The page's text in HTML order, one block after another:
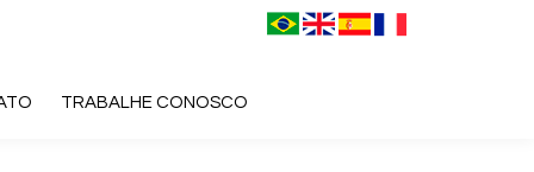
TRABALHE CONOSCO